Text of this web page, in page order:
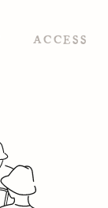
ACCESS